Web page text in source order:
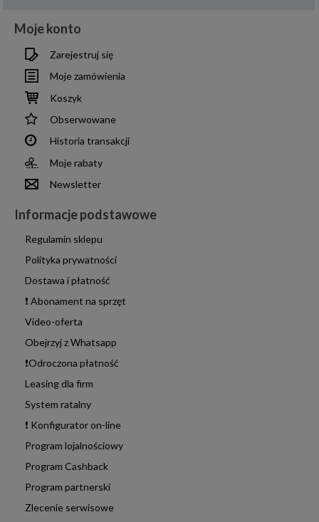
Moje konto
Zarejestruj się
Moje zamówienia
Koszyk
Obserwowane
Historia transakcji
Moje rabaty
Newsletter
Informacje podstawowe
Regulamin sklepu
Polityka prywatności
Dostawa i płatność
❗ Abonament na sprzęt
Video-oferta
Obejrzyj z Whatsapp
❗Odroczona płatność
Leasing dla firm
System ratalny
❗ Konfigurator on-line
Program lojalnościowy
Program Cashback
Program partnerski
Zlecenie serwisowe